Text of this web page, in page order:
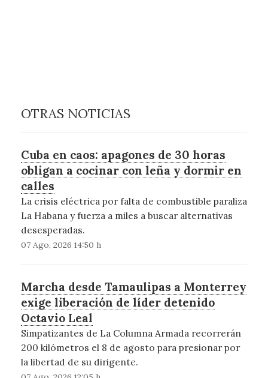
OTRAS NOTICIAS
Cuba en caos: apagones de 30 horas
obligan a cocinar con leña y dormir en
calles
La crisis eléctrica por falta de combustible paraliza
La Habana y fuerza a miles a buscar alternativas
desesperadas.
07 Ago, 2026 14:50 h
Marcha desde Tamaulipas a Monterrey
exige liberación de líder detenido
Octavio Leal
Simpatizantes de La Columna Armada recorrerán
200 kilómetros el 8 de agosto para presionar por
la libertad de su dirigente.